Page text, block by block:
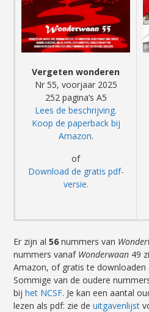
Vergeten wonderen
Nr 55, voorjaar 2025
252 pagina’s A5
Lees de beschrijving.
Koop de paperback bij
Amazon.
of
Download de gratis pdf-
versie.
Er zijn al56 nummers van
nummers vanaf Wonderwaan 49
Amazon, of gratis te downloaden
Sommige van de oudere
bijhet NCSF. Je kan een aantal
lezen als pdf: zie deuitgavenlijst